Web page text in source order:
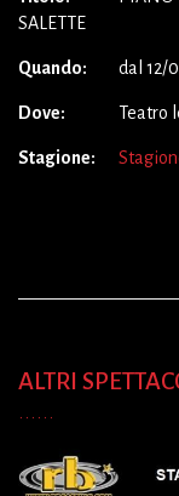
SALETTE
Quando: dal 12/
Dove: Teatro
Stagione:
ALTRI